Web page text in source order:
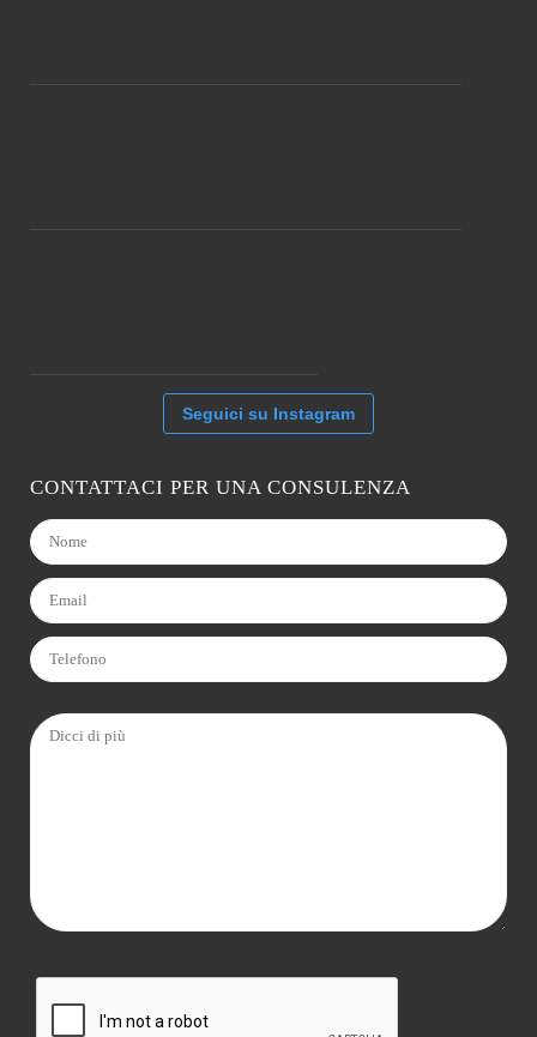
Seguici su Instagram
CONTATTACI PER UNA CONSULENZA